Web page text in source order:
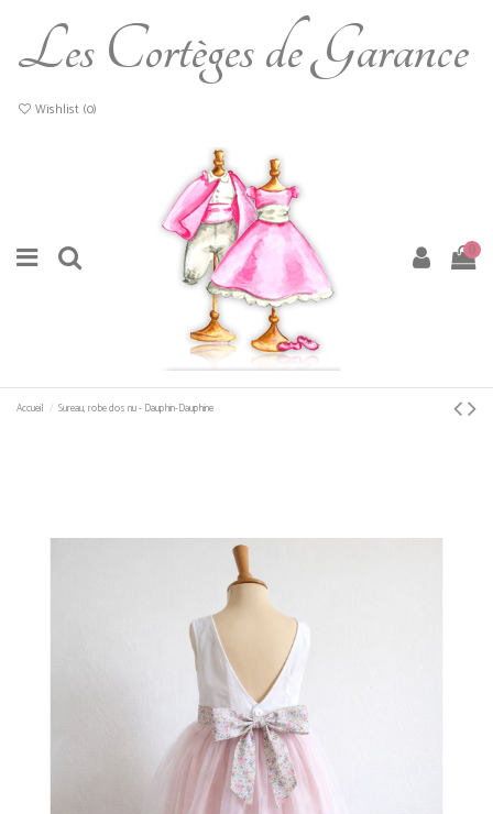
Les Cortèges de Garance
Wishlist (0)
0
Accueil Sureau, robe dos nu - Dauphin-Dauphine